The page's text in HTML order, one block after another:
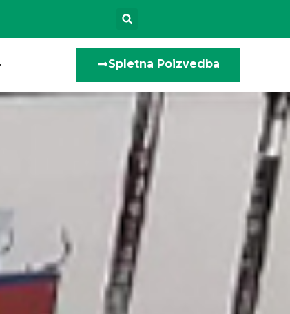
Spletna Poizvedba